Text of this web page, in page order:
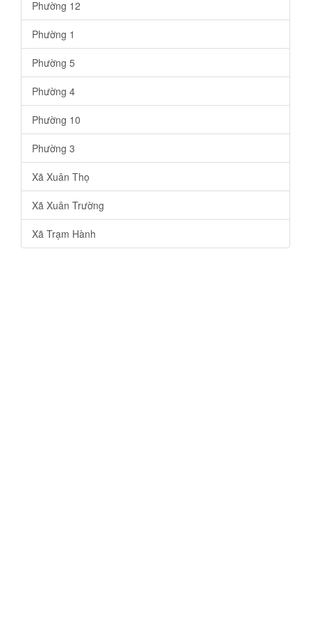
Phường 12
Phường 1
Phường 5
Phường 4
Phường 10
Phường 3
Xã Xuân Thọ
Xã Xuân Trường
Xã Trạm Hành